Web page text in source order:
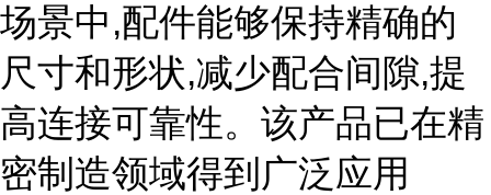
场景中,配件能够保持精确的
尺寸和形状,减少配合间隙,提
高连接可靠性。该产品已在精
密制造领域得到广泛应用